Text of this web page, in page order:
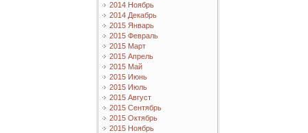
2014 Ноябрь
2014 Декабрь
2015 Январь
2015 Февраль
2015 Март
2015 Апрель
2015 Май
2015 Июнь
2015 Июль
2015 Август
2015 Сентябрь
2015 Октябрь
2015 Ноябрь